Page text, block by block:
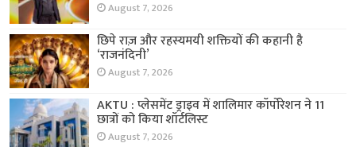
August 7, 2026
छिपे राज़ और रहस्यमयी शक्तियों की कहानी है
‘राजनंदिनी’
August 7, 2026
AKTU : प्लेसमेंट ड्राइव में शालिमार कॉर्पोरेशन ने 11
छात्रों को किया शॉर्टलिस्ट
August 7, 2026